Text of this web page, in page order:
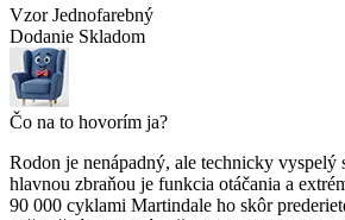
Vzor Jednofarebný
Dodanie Skladom
Čo na to hovorím ja?
Rodon je nenápadný, ale technicky vyspelý
hlavnou zbraňou je funkcia otáčania a
90 000 cyklami Martindale ho skôr